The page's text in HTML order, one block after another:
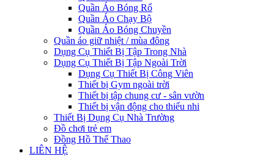
Quần Áo Bóng Rổ
Quần Áo Chạy Bộ
Quần Áo Bóng Chuyền
Quần áo giữ nhiệt / mùa đông
Dụng Cụ Thiết Bị Tập Trong Nhà
Dụng Cụ Thiết Bị Tập Ngoài Trời
Dụng Cụ Thiết Bị Công Viên
Thiết bị Gym ngoài trời
Thiết bị tập chung cư - sân vườn
Thiết bị vận động cho thiếu nhi
Thiết Bị Dụng Cụ Nhà Trường
Đồ chơi trẻ em
Đồng Hồ Thể Thao
LIÊN HỆ